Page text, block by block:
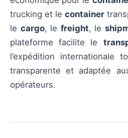
trucking et le container
le cargo, le freight, le
plateforme facilite le
l’expédition internationale
transparente et adaptée
opérateurs.